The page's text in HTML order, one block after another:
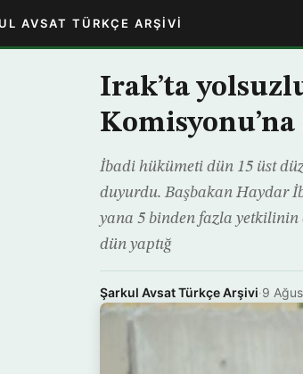
AVSAT TÜRKÇE ARŞIVI
Irak’ta
İbadi hükümeti dün 15 üst
duyurdu. Başbakan Haydar
yana 5 binden fazla yetkilinin
dün yaptığ
Şarkul Avsat Türkçe Arşivi·9